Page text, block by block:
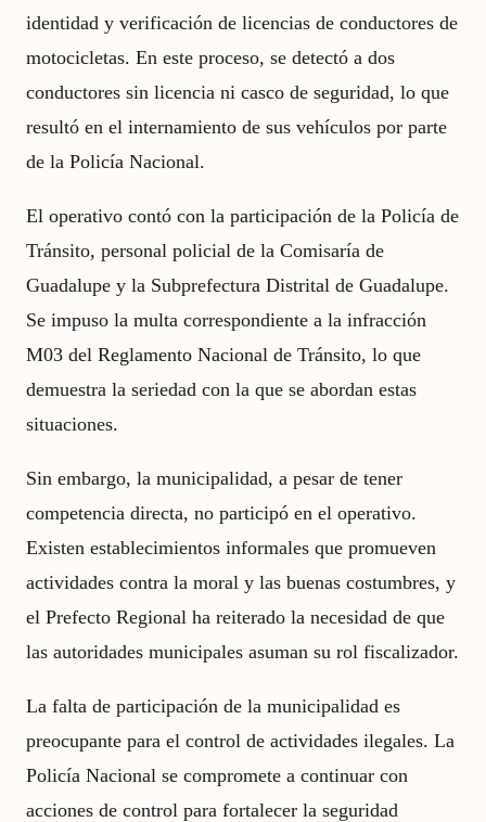
identidad y verificación de licencias de conductores de
motocicletas. En este proceso, se detectó a dos
conductores sin licencia ni casco de seguridad, lo que
resultó en el internamiento de sus vehículos por parte
de la Policía Nacional.
El operativo contó con la participación de la Policía de
Tránsito, personal policial de la Comisaría de
Guadalupe y la Subprefectura Distrital de Guadalupe.
Se impuso la multa correspondiente a la infracción
M03 del Reglamento Nacional de Tránsito, lo que
demuestra la seriedad con la que se abordan estas
situaciones.
Sin embargo, la municipalidad, a pesar de tener
competencia directa, no participó en el operativo.
Existen establecimientos informales que promueven
actividades contra la moral y las buenas costumbres, y
el Prefecto Regional ha reiterado la necesidad de que
las autoridades municipales asuman su rol fiscalizador.
La falta de participación de la municipalidad es
preocupante para el control de actividades ilegales. La
Policía Nacional se compromete a continuar con
acciones de control para fortalecer la seguridad